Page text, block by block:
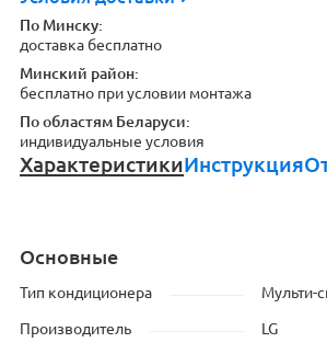
По Минску:
доставка бесплатно
Минский район:
бесплатно при условии монтажа
По областям Беларуси:
индивидуальные условия
ХарактеристикиИнструкция
Основные
Тип кондиционера Мульти-
Производитель LG